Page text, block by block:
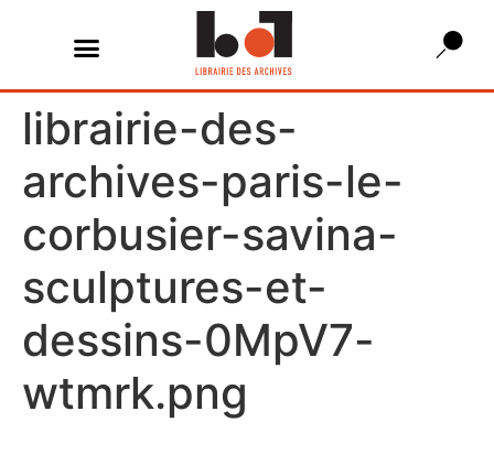
librairie-des-
archives-paris-le-
corbusier-savina-
sculptures-et-
dessins-0MpV7-
wtmrk.png